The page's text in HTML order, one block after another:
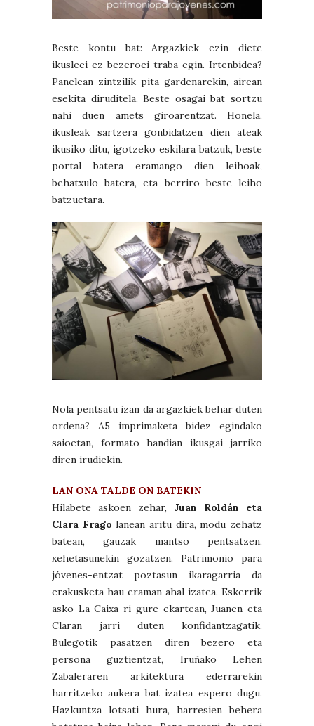
Beste kontu bat: Argazkiek ezin diete
ikusleei ez bezeroei traba egin. Irtenbidea?
Panelean zintzilik pita gardenarekin, airean
esekita diruditela. Beste osagai bat sortzu
nahi duen amets giroarentzat. Honela,
ikusleak sartzera gonbidatzen dien ateak
ikusiko ditu, igotzeko eskilara batzuk, beste
portal batera eramango dien leihoak,
behatxulo batera, eta berriro beste leiho
batzuetara.
Nola pentsatu izan da argazkiek behar duten
ordena? A5 imprimaketa bidez egindako
saioetan, formato handian ikusgai jarriko
diren irudiekin.
LAN ONA TALDE ON BATEKIN
Hilabete askoen zehar, Juan Roldán eta
Clara Frago lanean aritu dira, modu zehatz
batean, gauzak mantso pentsatzen,
xehetasunekin gozatzen. Patrimonio para
jóvenes-entzat poztasun ikaragarria da
erakusketa hau eraman ahal izatea. Eskerrik
asko La Caixa-ri gure ekartean, Juanen eta
Claran jarri duten konfidantzagatik.
Bulegotik pasatzen diren bezero eta
persona guztientzat, Iruñako Lehen
Zabaleraren arkitektura ederrarekin
harritzeko aukera bat izatea espero dugu.
Hazkuntza lotsati hura, harresien behera